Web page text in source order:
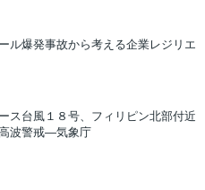
ル爆発事故から考える企業レジリエ
ス台風１８号、フィリピン北部付近
波警戒―気象庁